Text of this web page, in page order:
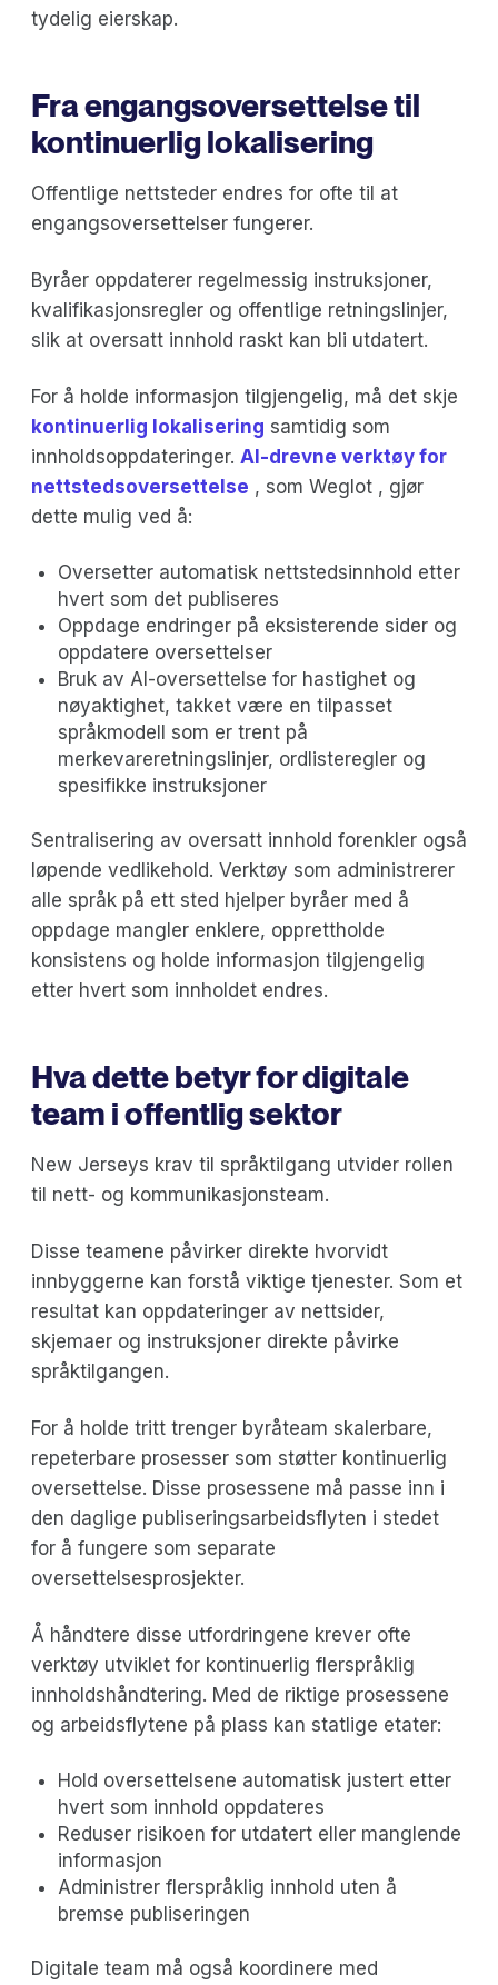
tydelig eierskap.
Fra engangsoversettelse til
kontinuerlig lokalisering
Offentlige nettsteder endres for ofte til at
engangsoversettelser fungerer.
Byråer oppdaterer regelmessig instruksjoner,
kvalifikasjonsregler og offentlige retningslinjer,
slik at oversatt innhold raskt kan bli utdatert.
For å holde informasjon tilgjengelig, må det skje
kontinuerlig lokalisering samtidig som
innholdsoppdateringer. AI-drevne verktøy for
nettstedsoversettelse , som Weglot , gjør
dette mulig ved å:
Oversetter automatisk nettstedsinnhold etter
hvert som det publiseres
Oppdage endringer på eksisterende sider og
oppdatere oversettelser
Bruk av AI-oversettelse for hastighet og
nøyaktighet, takket være en tilpasset
språkmodell som er trent på
merkevareretningslinjer, ordlisteregler og
spesifikke instruksjoner
Sentralisering av oversatt innhold forenkler også
løpende vedlikehold. Verktøy som administrerer
alle språk på ett sted hjelper byråer med å
oppdage mangler enklere, opprettholde
konsistens og holde informasjon tilgjengelig
etter hvert som innholdet endres.
Hva dette betyr for digitale
team i offentlig sektor
New Jerseys krav til språktilgang utvider rollen
til nett- og kommunikasjonsteam.
Disse teamene påvirker direkte hvorvidt
innbyggerne kan forstå viktige tjenester. Som et
resultat kan oppdateringer av nettsider,
skjemaer og instruksjoner direkte påvirke
språktilgangen.
For å holde tritt trenger byråteam skalerbare,
repeterbare prosesser som støtter kontinuerlig
oversettelse. Disse prosessene må passe inn i
den daglige publiseringsarbeidsflyten i stedet
for å fungere som separate
oversettelsesprosjekter.
Å håndtere disse utfordringene krever ofte
verktøy utviklet for kontinuerlig flerspråklig
innholdshåndtering. Med de riktige prosessene
og arbeidsflytene på plass kan statlige etater:
Hold oversettelsene automatisk justert etter
hvert som innhold oppdateres
Reduser risikoen for utdatert eller manglende
informasjon
Administrer flerspråklig innhold uten å
bremse publiseringen
Digitale team må også koordinere med